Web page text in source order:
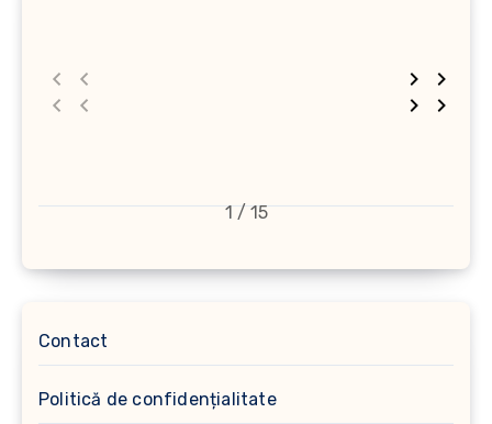
1 / 15
Contact
Politică de confidențialitate